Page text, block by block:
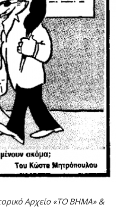
Αρχείο «ΤΟ ΒΗΜΑ» &